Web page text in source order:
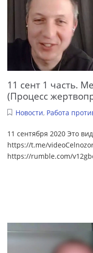
11 сент 1 часть.
(Процесс
Новости, Работа
11 сентября 2020 Это
https://t.me/
https://rumble.com/